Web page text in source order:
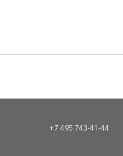
+7 495 743-41-44